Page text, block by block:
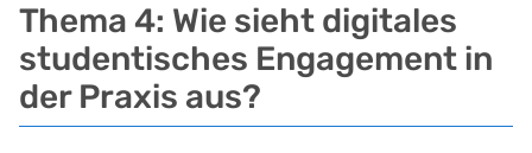
Thema 4: Wie sieht digitales
studentisches Engagement in
der Praxis aus?